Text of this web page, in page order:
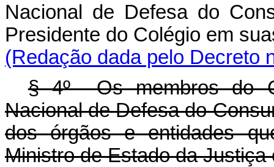
Nacional de Defesa do
Presidente do Colégio em
(Redação dada pelo Decreto
§ 4º Os membros do
Nacional de Defesa do
dos órgãos e entidades
Ministro de Estado da